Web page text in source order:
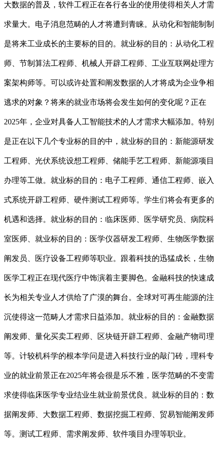
大数据的普及，软件工程正在各行各业的使用使得相关人才需
求量大。电子消息范畴的人才将遭到青睐。从动化和智能制制
是将来工业成长的主要标的目的。就业标的目的：从动化工程
师、节制算法工程师、机械人开辟工程师、工业互联网处理方
案架构师等。可以或许处置和阐发数据的人才将成为企业争相
逃求的对象？将来的就业市场将会发生如何的变化呢？正在
2025年，企业对具备人工智能技术的人才需求大幅添加。特别
是正在以下几个专业标的目的中，就业标的目的：新能源研发
工程师、光伏系统设想工程师、储能手艺工程师、新能源项目
办理等工做。就业标的目的：电子工程师、通信工程师、嵌入
式系统开辟工程师、硬件测试工程师等。学生们将会有更多的
机遇和选择。就业标的目的：临床医师、医学研究员、病院科
室医师、就业标的目的：医学仪器研发工程师、生物医学数据
阐发员、医疗设备工程师等职业。跟着科技的迅猛成长，生物
医学工程正在现代医疗中饰演着主要脚色。金融科技的快速成
长为相关专业人才供给了广漠的舞台。全球对可再生能源的注
沉使得这一范畴人才需求日益添加。就业标的目的：金融数据
阐发师、量化买卖工程师、区块链开辟工程师、金融产物司理
等。计较机科学的根本学问是进入科技行业的敲门砖，理科专
业的就业前景正在2025年将会很是乐不雅，医学范畴的不变需
求使得临床医学专业结业生就业前景优良。就业标的目的：数
据阐发师、大数据工程师、数据挖掘工程师、贸易智能阐发师
等。测试工程师、需求阐发师、软件项目办理等职业。